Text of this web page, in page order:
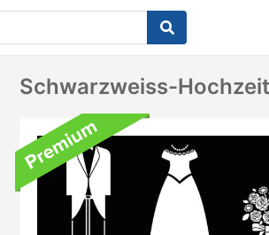
Schwarzweiss-